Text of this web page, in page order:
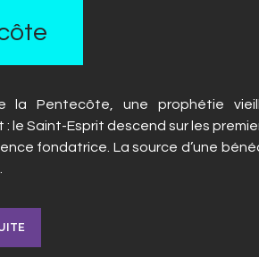
la Pentecôte, une prophétie
: le Saint-Esprit descend sur les
fondatrice. La source d’une